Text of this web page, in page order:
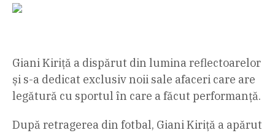
Giani Kiriță a dispărut din lumina reflectoarelor
și s-a dedicat exclusiv noii sale afaceri care are
legătură cu sportul în care a făcut performanță.
După retragerea din fotbal, Giani Kiriță a apărut